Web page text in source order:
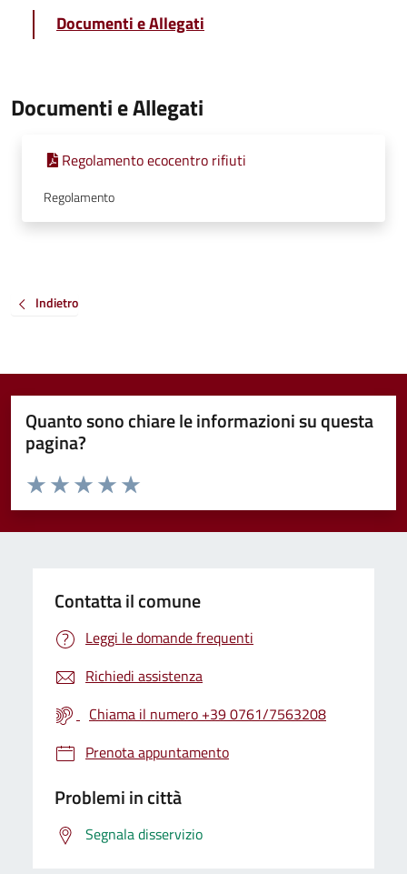
Documenti e Allegati
Documenti e Allegati
Regolamento ecocentro rifiuti
Regolamento
Indietro
Quanto sono chiare le informazioni su questa
pagina?
Valuta da 1 a 5 stelle la pagina
Valuta 5 stelle su 5
Valuta 4 stelle su 5
Valuta 3 stelle su 5
Valuta 2 stelle su 5
Valuta 1 stelle su 5
Contatta il comune
Leggi le domande frequenti
Richiedi assistenza
Chiama il numero +39 0761/7563208
Prenota appuntamento
Problemi in città
Segnala disservizio